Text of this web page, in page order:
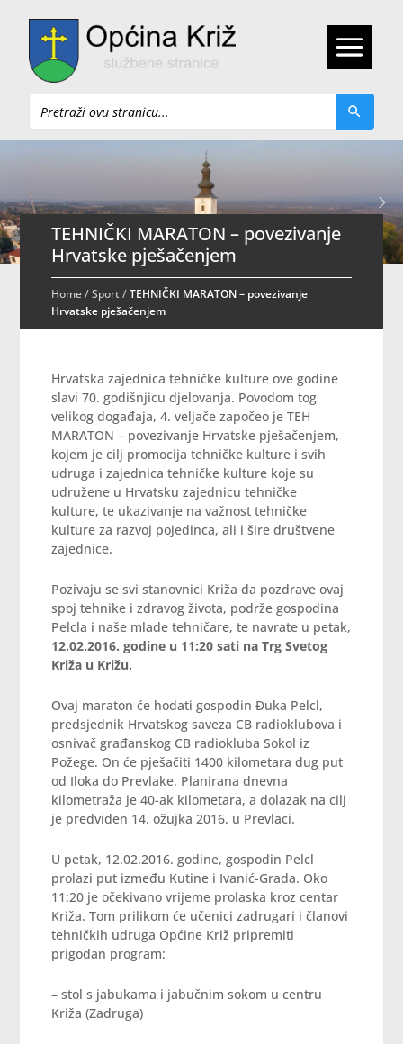
Pretraži
TEHNIČKI MARATON – povezivanje
Hrvatske pješačenjem
Home/Sport/TEHNIČKI MARATON – povezivanje
Hrvatske pješačenjem
Hrvatska zajednica tehničke kulture ove godine
slavi 70. godišnjicu djelovanja. Povodom tog
velikog događaja, 4. veljače započeo je TEH
MARATON – povezivanje Hrvatske pješačenjem,
kojem je cilj promocija tehničke kulture i svih
udruga i zajednica tehničke kulture koje su
udružene u Hrvatsku zajednicu tehničke
kulture, te ukazivanje na važnost tehničke
kulture za razvoj pojedinca, ali i šire društvene
zajednice.
Pozivaju se svi stanovnici Križa da pozdrave ovaj
spoj tehnike i zdravog života, podrže gospodina
Pelcla i naše mlade tehničare, te navrate u petak,
12.02.2016. godine u 11:20 sati na Trg Svetog
Križa u Križu.
Ovaj maraton će hodati gospodin Đuka Pelcl,
predsjednik Hrvatskog saveza CB radioklubova i
osnivač građanskog CB radiokluba Sokol iz
Požege. On će pješačiti 1400 kilometara dug put
od Iloka do Prevlake. Planirana dnevna
kilometraža je 40-ak kilometara, a dolazak na cilj
je predviđen 14. ožujka 2016. u Prevlaci.
U petak, 12.02.2016. godine, gospodin Pelcl
prolazi put između Kutine i Ivanić-Grada. Oko
11:20 je očekivano vrijeme prolaska kroz centar
Križa. Tom prilikom će učenici zadrugari i članovi
tehničkih udruga Općine Križ pripremiti
prigodan program:
– stol s jabukama i jabučnim sokom u centru
Križa (Zadruga)